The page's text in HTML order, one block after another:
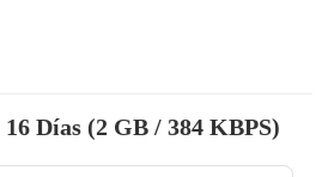
Días (2 GB / 384 KBPS)